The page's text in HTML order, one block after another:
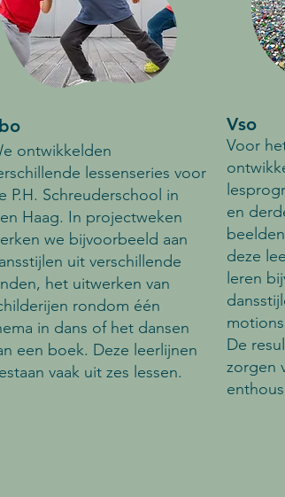
ontwikkelden
lessenseries voor
P.H. Schreuderschool in
Haag. In projectweken
we bijvoorbeeld aan
uit verschillende
het uitwerken van
rondom één
in dans of het dansen
een boek. Deze leerlijnen
vaak uit zes lessen.
Vso
Voor
en
deze
leren
De
zorgen